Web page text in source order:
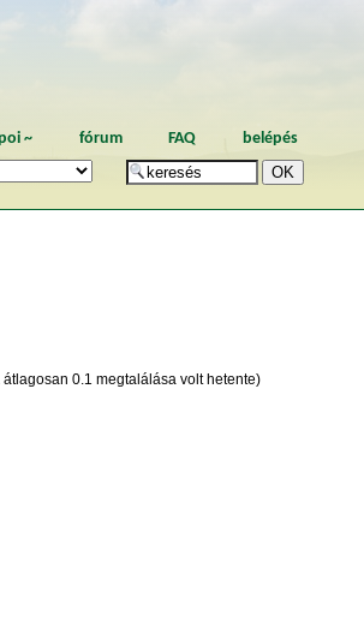
~ fórum FAQ belépés
0.1 megtalálása volt hetente)